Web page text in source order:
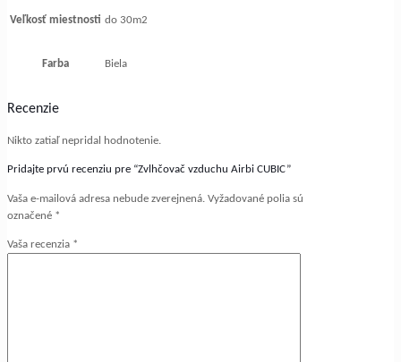
Veľkosť miestnosti do 30m2
Farba Biela
Recenzie
Nikto zatiaľ nepridal hodnotenie.
Pridajte prvú recenziu pre “Zvlhčovač vzduchu Airbi CUBIC”
Vaša e-mailová adresa nebude zverejnená. Vyžadované polia sú
označené *
Vaša recenzia *